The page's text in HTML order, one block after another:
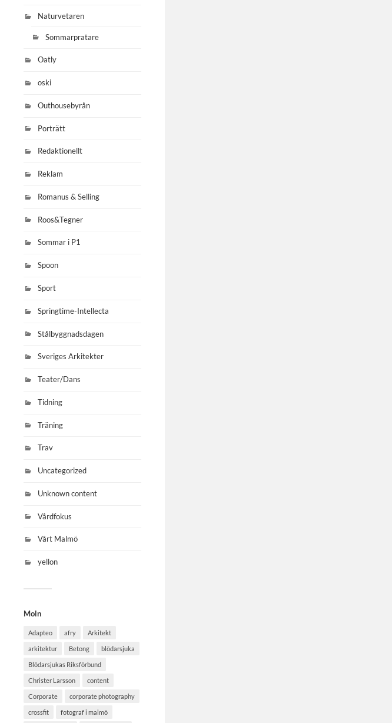
Naturvetaren
Sommarpratare
Oatly
oski
Outhousebyrån
Porträtt
Redaktionellt
Reklam
Romanus & Selling
Roos&Tegner
Sommar i P1
Spoon
Sport
Springtime-Intellecta
Stålbyggnadsdagen
Sveriges Arkitekter
Teater/Dans
Tidning
Träning
Trav
Uncategorized
Unknown content
Vårdfokus
Vårt Malmö
yellon
Moln
Adapteo afry Arkitekt
arkitektur Betong blödarsjuka
Blödarsjukas Riksförbund
Christer Larsson content
Corporate corporate photography
crossfit fotograf i malmö